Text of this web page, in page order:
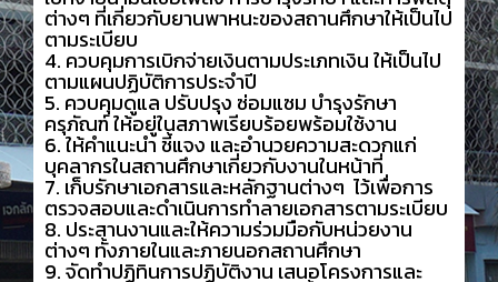
ต่างๆ ที่เกี่ยวกับยานพาหนะของสถานศึกษาให้เป็นไป
ตามระเบียบ
4. ควบคุมการเบิกจ่ายเงินตามประเภทเงิน ให้เป็นไป
ตามแผนปฏิบัติการประจำปี
5. ควบคุมดูแล ปรับปรุง ซ่อมแซม บำรุงรักษา
ครุภัณฑ์ ให้อยู่ในสภาพเรียบร้อยพร้อมใช้งาน
6. ให้คำแนะนำ ชี้แจง และอำนวยความสะดวกแก่
บุคลากรในสถานศึกษาเกี่ยวกับงานในหน้าที่
7. เก็บรักษาเอกสารและหลักฐานต่างๆ ไว้เพื่อการ
ตรวจสอบและดำเนินการทำลายเอกสารตามระเบียบ
8. ประสานงานและให้ความร่วมมือกับหน่วยงาน
ต่างๆ ทั้งภายในและภายนอกสถานศึกษา
9. จัดทำปฏิทินการปฏิบัติงาน เสนอโครงการและ